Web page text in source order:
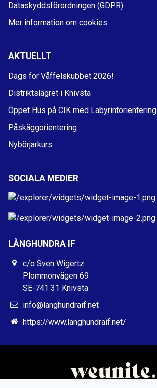
Dataskyddsförordningen (GDPR)
Mer information om cookies
AKTUELLT
Dags för Våffelskubbet 2026!
Distriktslägret i Knivsta
Öppet Hus på CIK med Labyrintorientering
Påskäggorientering
Nybörjarkurs
SOCIALA MEDIER
LÅNGHUNDRA IF
c/o Sven Wigertz
Plommonvägen 69
SE-741 31 Knivsta
info@langhundraif.net
https://www.langhundraif.net/